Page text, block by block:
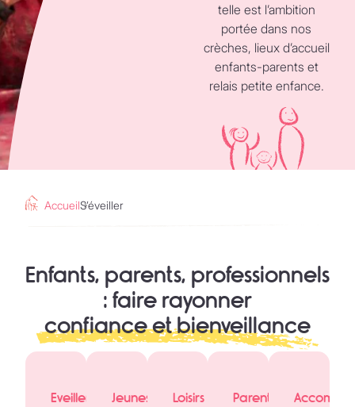
telle est l’ambition
portée dans nos
crèches, lieux d’accueil
enfants-parents et
relais petite enfance.
AccueilS’éveiller
Enfants, parents, professionnels
: faire rayonner
confiance et bienveillance
Eveiller
Jeunesse
Loisirs
Parentalité